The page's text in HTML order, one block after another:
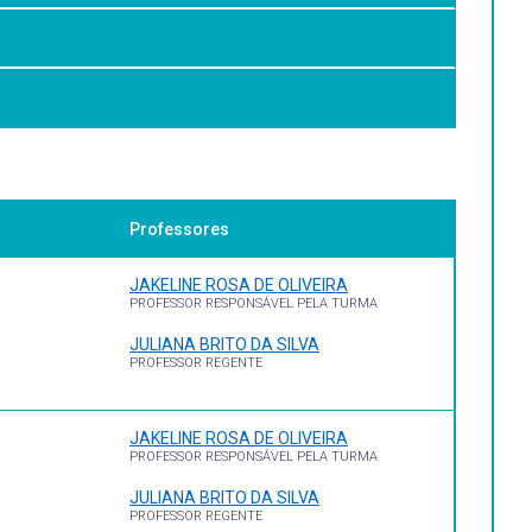
da engenharia.
1984. 223 p.
Boletim Técnico, 5 )
Professores
JAKELINE ROSA DE OLIVEIRA
PROFESSOR RESPONSÁVEL PELA TURMA
JULIANA BRITO DA SILVA
PROFESSOR REGENTE
JAKELINE ROSA DE OLIVEIRA
PROFESSOR RESPONSÁVEL PELA TURMA
JULIANA BRITO DA SILVA
PROFESSOR REGENTE